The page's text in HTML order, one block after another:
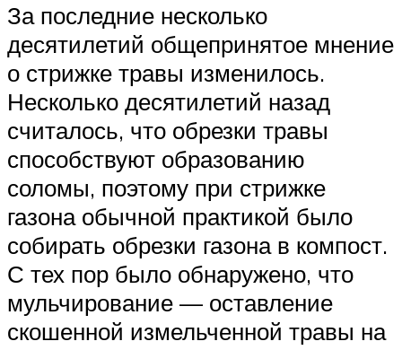
За последние несколько
десятилетий общепринятое мнение
о стрижке травы изменилось.
Несколько десятилетий назад
считалось, что обрезки травы
способствуют образованию
соломы, поэтому при стрижке
газона обычной практикой было
собирать обрезки газона в компост.
С тех пор было обнаружено, что
мульчирование — оставление
скошенной измельченной травы на